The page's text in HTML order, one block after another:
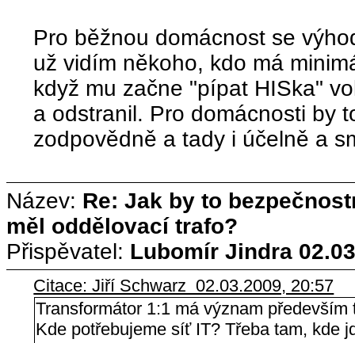
Pro běžnou domácnost se
už vidím někoho, kdo má
když mu začne "pípat HISka"
a odstranil. Pro domácnosti by
zodpovědně a tady i účelně a
Název: Re: Jak by to
měl oddělovací trafo?
Přispěvatel: Lubomír Jindra
Citace: Jiří Schwarz 02.03.2009, 20:57
Transformátor 1:1 má význam
Kde potřebujeme síť IT? Třeba tam, kde